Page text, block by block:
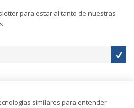
para estar al tanto de nuestras
similares para entender